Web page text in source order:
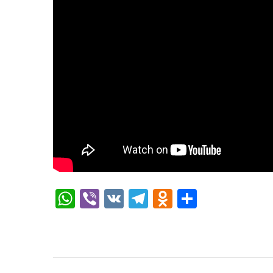
WhatsApp
Viber
VK Telegram